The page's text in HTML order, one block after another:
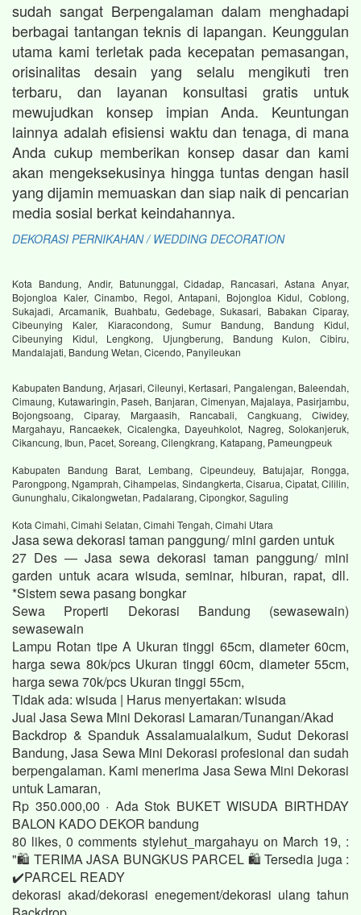
sudah sangat Berpengalaman dalam menghadapi
berbagai tantangan teknis di lapangan. Keunggulan
utama kami terletak pada kecepatan pemasangan,
orisinalitas desain yang selalu mengikuti tren
terbaru, dan layanan konsultasi gratis untuk
mewujudkan konsep impian Anda. Keuntungan
lainnya adalah efisiensi waktu dan tenaga, di mana
Anda cukup memberikan konsep dasar dan kami
akan mengeksekusinya hingga tuntas dengan hasil
yang dijamin memuaskan dan siap naik di pencarian
media sosial berkat keindahannya.
DEKORASI PERNIKAHAN / WEDDING DECORATION
Kota Bandung, Andir, Batununggal, Cidadap, Rancasari, Astana Anyar,
Bojongloa Kaler, Cinambo, Regol, Antapani, Bojongloa Kidul, Coblong,
Sukajadi, Arcamanik, Buahbatu, Gedebage, Sukasari, Babakan Ciparay,
Cibeunying Kaler, Kiaracondong, Sumur Bandung, Bandung Kidul,
Cibeunying Kidul, Lengkong, Ujungberung, Bandung Kulon, Cibiru,
Mandalajati, Bandung Wetan, Cicendo, Panyileukan
Kabupaten Bandung, Arjasari, Cileunyi, Kertasari, Pangalengan, Baleendah,
Cimaung, Kutawaringin, Paseh, Banjaran, Cimenyan, Majalaya, Pasirjambu,
Bojongsoang, Ciparay, Margaasih, Rancabali, Cangkuang, Ciwidey,
Margahayu, Rancaekek, Cicalengka, Dayeuhkolot, Nagreg, Solokanjeruk,
Cikancung, Ibun, Pacet, Soreang, Cilengkrang, Katapang, Pameungpeuk
Kabupaten Bandung Barat, Lembang, Cipeundeuy, Batujajar, Rongga,
Parongpong, Ngamprah, Cihampelas, Sindangkerta, Cisarua, Cipatat, Cililin,
Gununghalu, Cikalongwetan, Padalarang, Cipongkor, Saguling
Kota Cimahi, Cimahi Selatan, Cimahi Tengah, Cimahi Utara
Jasa sewa dekorasi taman panggung/ mini garden untuk
27 Des — Jasa sewa dekorasi taman panggung/ mini
garden untuk acara wisuda, seminar, hiburan, rapat, dll.
*Sistem sewa pasang bongkar
Sewa Properti Dekorasi Bandung (sewasewain)
sewasewain
Lampu Rotan tipe A Ukuran tinggi 65cm, diameter 60cm,
harga sewa 80k/pcs Ukuran tinggi 60cm, diameter 55cm,
harga sewa 70k/pcs Ukuran tinggi 55cm,
Tidak ada: wisuda ‎| Harus menyertakan: wisuda
Jual Jasa Sewa Mini Dekorasi Lamaran/Tunangan/Akad
Backdrop & Spanduk Assalamualaikum, Sudut Dekorasi
Bandung, Jasa Sewa Mini Dekorasi profesional dan sudah
berpengalaman. Kami menerima Jasa Sewa Mini Dekorasi
untuk Lamaran,
Rp 350.000,00 · ‎Ada Stok BUKET WISUDA BIRTHDAY
BALON KADO DEKOR bandung
80 likes, 0 comments stylehut_margahayu on March 19, :
"🛍️ TERIMA JASA BUNGKUS PARCEL 🛍️ Tersedia juga :
✔️PARCEL READY
dekorasi akad/dekorasi enegement/dekorasi ulang tahun